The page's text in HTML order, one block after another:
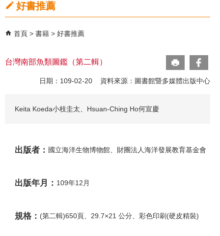
好書推薦
首頁 書籍 好書推薦
台灣南部魚類圖鑑（第二輯）
日期：109-02-20 資料來源：圖書館暨多媒體出版中心
Keita Koeda小枝圭太、Hsuan-Ching Ho何宣慶
出版者： 國立海洋生物博物館、財團法人海洋發展教育基金會
出版年月： 109年12月
規格： (第二輯)650頁、29.7×21 公分、彩色印刷(硬皮精裝)